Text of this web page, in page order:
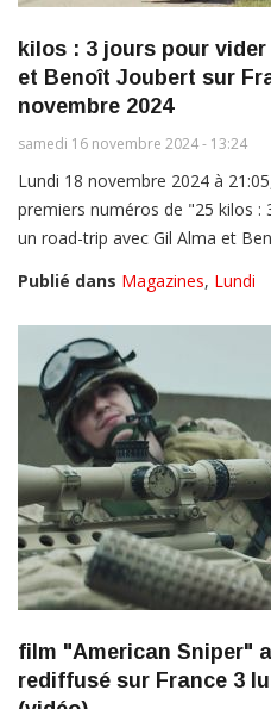
kilos : 3 jours pour
et Benoît Joubert sur
novembre 2024
samedi 16 novembre 2024 - 13:24
Lundi 18 novembre 2024 à
premiers numéros de "25 kilos :
un road-trip avec Gil Alma et
Publié dans Magazines, Lundi
film "American Sniper"
rediffusé sur France 3